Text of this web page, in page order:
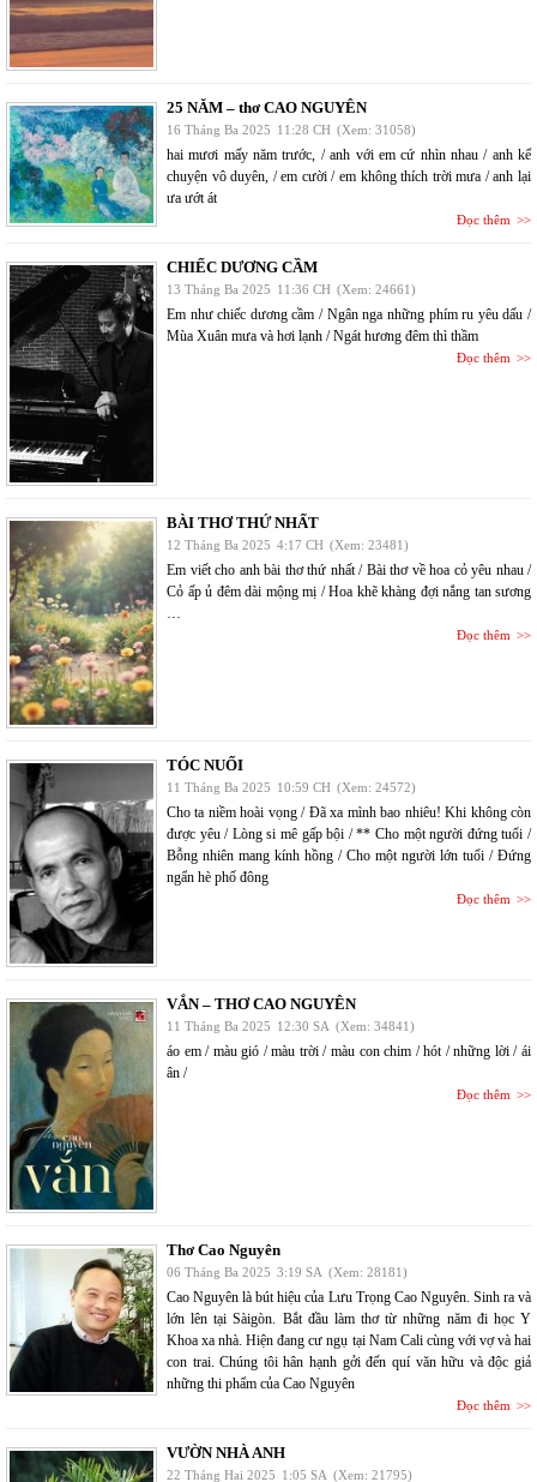
25 NĂM – thơ CAO NGUYÊN
16 Tháng Ba 2025 11:28 CH (Xem: 31058)
hai mươi mấy năm trước, / anh với em cứ nhìn nhau / anh kể
chuyện vô duyên, / em cười / em không thích trời mưa / anh lại
ưa ướt át
Đọc thêm
CHIẾC DƯƠNG CẦM
13 Tháng Ba 2025 11:36 CH (Xem: 24661)
Em như chiếc dương cầm / Ngân nga những phím ru yêu dấu /
Mùa Xuân mưa và hơi lạnh / Ngát hương đêm thì thầm
Đọc thêm
BÀI THƠ THỨ NHẤT
12 Tháng Ba 2025 4:17 CH (Xem: 23481)
Em viết cho anh bài thơ thứ nhất / Bài thơ về hoa cỏ yêu nhau /
Cỏ ấp ủ đêm dài mộng mị / Hoa khẽ khàng đợi nắng tan sương
…
Đọc thêm
TÓC NUỐI
11 Tháng Ba 2025 10:59 CH (Xem: 24572)
Cho ta niềm hoài vọng / Đã xa mình bao nhiêu! Khi không còn
được yêu / Lòng si mê gấp bội / ** Cho một người đứng tuổi /
Bỗng nhiên mang kính hồng / Cho một người lớn tuổi / Đứng
ngẩn hè phố đông
Đọc thêm
VẮN – THƠ CAO NGUYÊN
11 Tháng Ba 2025 12:30 SA (Xem: 34841)
áo em / màu gió / màu trời / màu con chim / hót / những lời / ái
ân /
Đọc thêm
Thơ Cao Nguyên
06 Tháng Ba 2025 3:19 SA (Xem: 28181)
Cao Nguyên là bút hiệu của Lưu Trọng Cao Nguyên. Sinh ra và
lớn lên tại Sàigòn. Bắt đầu làm thơ từ những năm đi học Y
Khoa xa nhà. Hiện đang cư ngụ tại Nam Cali cùng với vợ và hai
con trai. Chúng tôi hân hạnh gởi đến quí văn hữu và độc giả
những thi phẩm của Cao Nguyên
Đọc thêm
VƯỜN NHÀ ANH
22 Tháng Hai 2025 1:05 SA (Xem: 21795)